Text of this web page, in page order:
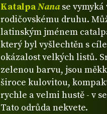
KatalpaNanase vymyká
rodičovskému druhu.
latinským jménem
který byl vyšlechtěn s
okázalost velkých listů.
zelenou barvu, jsou
široce kulovitou,
rychle a velmi hustě - v
Tato odrůda nekvete.